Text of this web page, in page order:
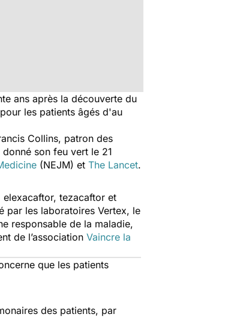
ans après la découverte du
les patients âgés d'au
Collins, patron des
son feu vert le 21
(NEJM) et The Lancet.
tezacaftor et
par les laboratoires Vertex, le
responsable de la maladie,
de l’association Vaincre la
que les patients
des patients, par